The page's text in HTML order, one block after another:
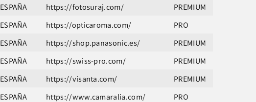
ESPAÑA https://fotosuraj.com/
PREMIUM
ESPAÑA https://opticaroma.com/
PRO
ESPAÑA https://shop.panasonic.es/
PREMIUM
ESPAÑA https://swiss-pro.com/
PREMIUM
ESPAÑA https://visanta.com/
PREMIUM
ESPAÑA https://www.camaralia.com/ PRO